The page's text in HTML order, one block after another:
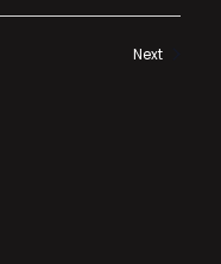
NextEvents